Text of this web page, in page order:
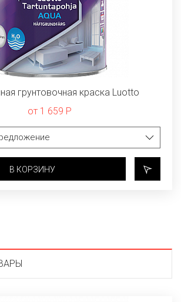
грунтовочная краска Luotto
от 1 659 Р
В КОРЗИНУ